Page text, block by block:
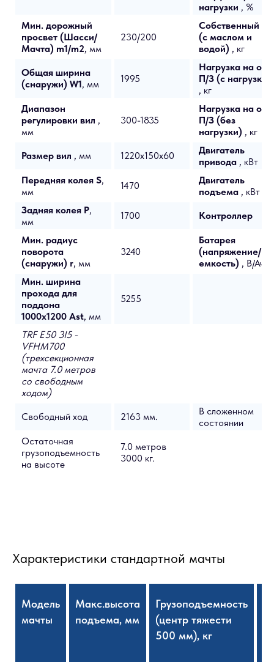
нагрузки , %
Мин. дорожный
просвет (Шасси/
Мачта) m1/m2, мм
230/200
Собственный
(с маслом и
водой) , кг
Общая ширина
(снаружи) W1, мм 1995
Нагрузка на ось,
П/З (с
, кг
Диапазон
регулировки вил ,
мм
300-1835
Нагрузка на ось,
П/З (без
нагрузки) , кг
Размер вил , мм 1220x150x60
Двигатель
привода , кВт
Передняя колея S,
мм
1470
Двигатель
подъема , кВт
Задняя колея P,
мм
1700 Контроллер
Мин. радиус
поворота
(снаружи) r, мм
3240
Батарея
(напряжение/
емкость) , В/Ач
Мин. ширина
прохода для
поддона
1000x1200 Ast, мм
5255
TRF E50 3I5 -
VFHM700
(трехсекционная
мачта 7.0 метров
со свободным
ходом)
Свободный ход 2163 мм.
В сложенном
состоянии
Остаточная
грузоподъемность
на высоте
7.0 метров
3000 кг.
Характеристики стандартной мачты
Модель
мачты
Макс.высота
подъема, мм
Грузоподъемность
(центр тяжести
500 мм), кг